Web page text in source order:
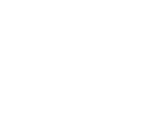
Hoe God van ons
zoals we zullen zijn
Het herstel van de
eerste mens